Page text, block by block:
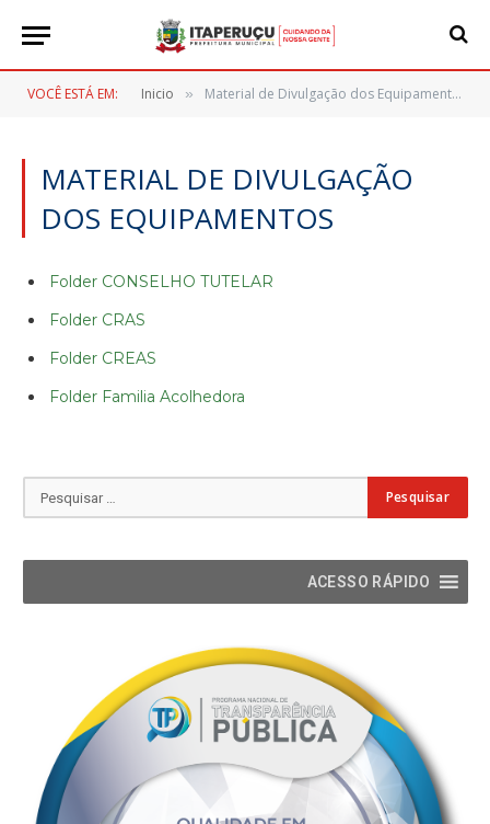
VOCÊ ESTÁ EM: Inicio » Material de Divulgação dos Equipamentos
MATERIAL DE DIVULGAÇÃO
DOS EQUIPAMENTOS
Folder CONSELHO TUTELAR
Folder CRAS
Folder CREAS
Folder Familia Acolhedora
ACESSO RÁPIDO